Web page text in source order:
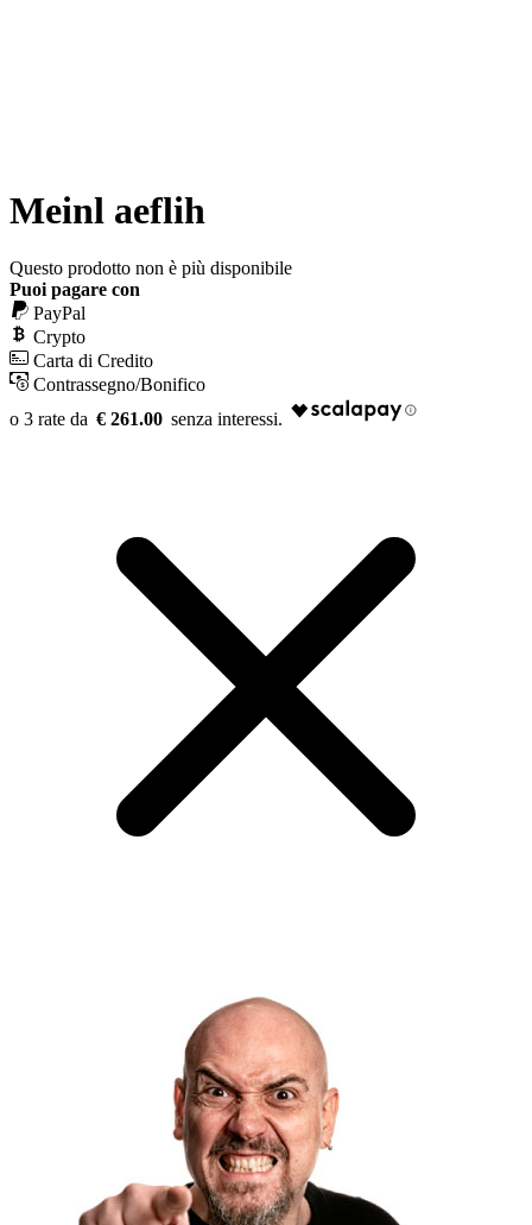
Meinl aeflih
Questo prodotto non è più disponibile
Puoi pagare con
PayPal
Crypto
Carta di Credito
Contrassegno/Bonifico
€ 261.00